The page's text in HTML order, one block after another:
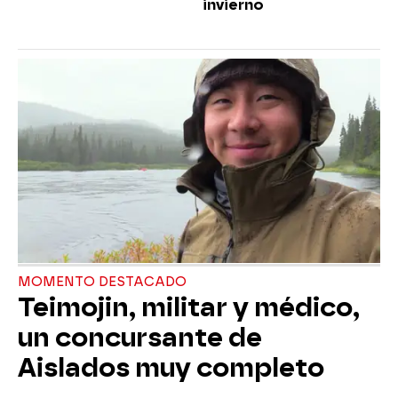
invierno
MOMENTO DESTACADO
Teimojin, militar y médico,
un concursante de
Aislados muy completo